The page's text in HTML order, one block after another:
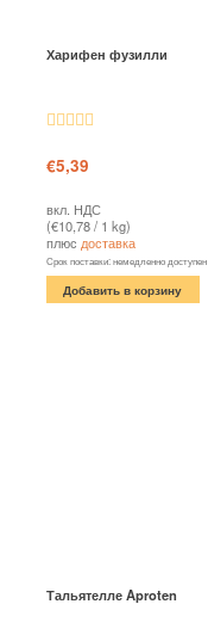
Харифен фузилли
4.58из 5
€5,39
вкл. НДС
(€10,78/ 1 kg)
плюс доставка
Срок поставки: немедленно доступен
Добавить в корзину
Тальятелле Aproten